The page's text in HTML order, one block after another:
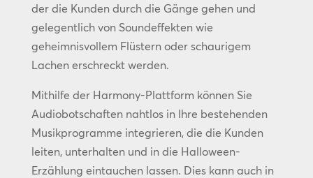
der die Kunden durch die Gänge gehen und
gelegentlich von Soundeffekten wie
geheimnisvollem Flüstern oder schaurigem
Lachen erschreckt werden.
Mithilfe der Harmony-Plattform können Sie
Audiobotschaften nahtlos in Ihre bestehenden
Musikprogramme integrieren, die die Kunden
leiten, unterhalten und in die Halloween-
Erzählung eintauchen lassen. Dies kann auch in